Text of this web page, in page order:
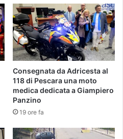
Consegnata da Adricesta al
118 di Pescara una moto
medica dedicata a Giampiero
Panzino
19 ore fa